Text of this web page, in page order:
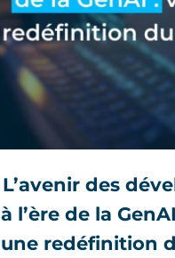
L’avenir des
à l’ère de la
une redéfinition